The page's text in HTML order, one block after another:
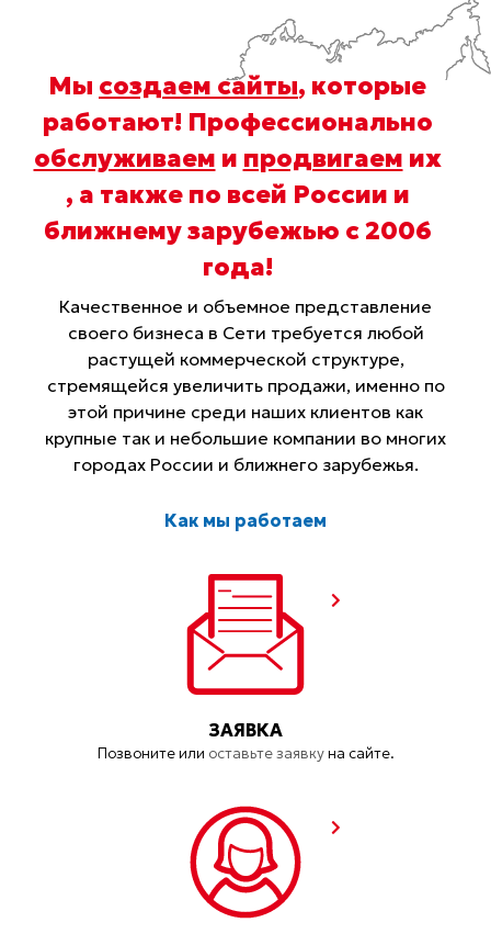
Мы создаем сайты, которые
работают! Профессионально
обслуживаем и продвигаем их
, а также по всей России и
ближнему зарубежью с 2006
года!
Качественное и объемное представление
своего бизнеса в Сети требуется любой
растущей коммерческой структуре,
стремящейся увеличить продажи, именно по
этой причине среди наших клиентов как
крупные так и небольшие компании во многих
городах России и ближнего зарубежья.
Как мы работаем
ЗАЯВКА
Позвоните или оставьте заявкуна сайте.